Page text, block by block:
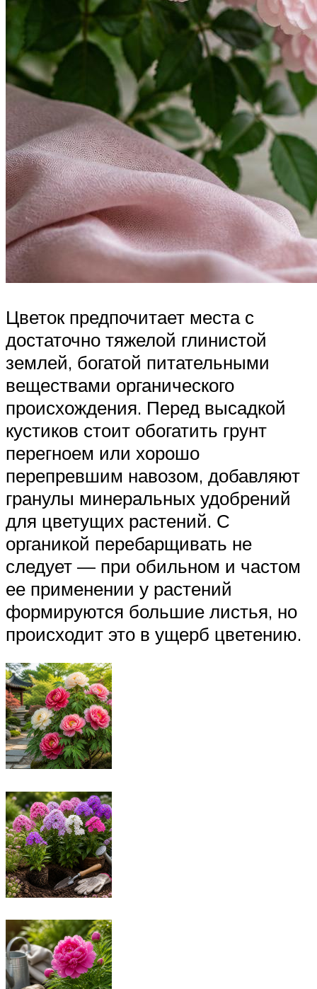
Цветок предпочитает места с
достаточно тяжелой глинистой
землей, богатой питательными
веществами органического
происхождения. Перед высадкой
кустиков стоит обогатить грунт
перегноем или хорошо
перепревшим навозом, добавляют
гранулы минеральных удобрений
для цветущих растений. С
органикой перебарщивать не
следует — при обильном и частом
ее применении у растений
формируются большие листья, но
происходит это в ущерб цветению.